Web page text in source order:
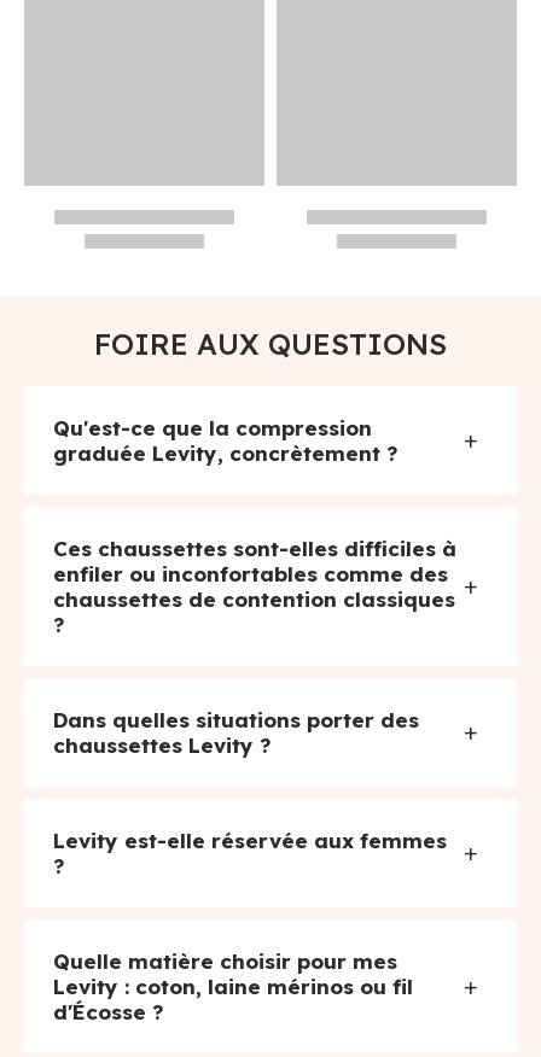
FOIRE AUX QUESTIONS
Qu'est-ce que la compression
graduée Levity, concrètement ?
+
Ces chaussettes sont-elles difficiles à
enfiler ou inconfortables comme des
chaussettes de contention classiques
?
+
Dans quelles situations porter des
chaussettes Levity ?
+
Levity est-elle réservée aux femmes
?
+
Quelle matière choisir pour mes
Levity : coton, laine mérinos ou fil
d'Écosse ?
+